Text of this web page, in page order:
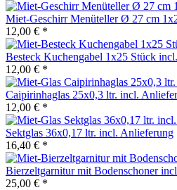
Miet-Geschirr Menüteller Ø 27 cm
12,00 € *
Besteck Kuchengabel 1x25 Stück
12,00 € *
Caipirinhaglas 25x0,3 ltr. incl.
12,00 € *
Sektglas 36x0,17 ltr. incl. Anlieferung
16,40 € *
Bierzeltgarnitur mit Bodenschoner
25,00 € *